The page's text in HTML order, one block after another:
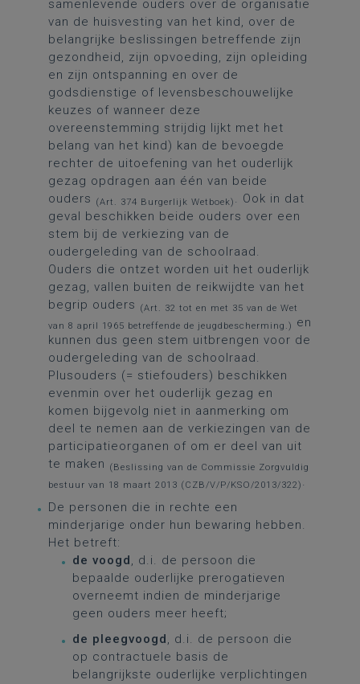
samenlevende ouders over de organisatie
van de huisvesting van het kind, over de
belangrijke beslissingen betreffende zijn
gezondheid, zijn opvoeding, zijn opleiding
en zijn ontspanning en over de
godsdienstige of levensbeschouwelijke
keuzes of wanneer deze
overeenstemming strijdig lijkt met het
belang van het kind) kan de bevoegde
rechter de uitoefening van het ouderlijk
gezag opdragen aan één van beide
ouders
(Art. 374 Burgerlijk Wetboek) . Ook in dat
geval beschikken beide ouders over een
stem bij de verkiezing van de
oudergeleding van de schoolraad.
Ouders die ontzet worden uit het ouderlijk
gezag, vallen buiten de reikwijdte van het
begrip ouders
(Art. 32 tot en met 35 van de Wet
van 8 april 1965 betreffende de jeugdbescherming.)
en
kunnen dus geen stem uitbrengen voor de
oudergeleding van de schoolraad.
Plusouders (= stiefouders) beschikken
evenmin over het ouderlijk gezag en
komen bijgevolg niet in aanmerking om
deel te nemen aan de verkiezingen van de
participatieorganen of om er deel van uit
te maken
(Beslissing van de Commissie Zorgvuldig
bestuur van 18 maart 2013 (CZB/V/P/KSO/2013/322) .
De personen die in rechte een
minderjarige onder hun bewaring hebben.
Het betreft:
de voogd, d.i. de persoon die
bepaalde ouderlijke prerogatieven
overneemt indien de minderjarige
geen ouders meer heeft;
de pleegvoogd, d.i. de persoon die
op contractuele basis de
belangrijkste ouderlijke verplichtingen